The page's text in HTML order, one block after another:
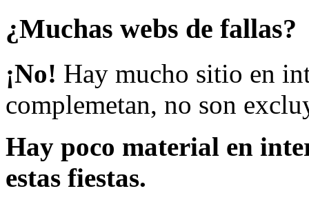
¿Muchas webs de fallas?
¡No! Hay mucho sitio en
complemetan, no son
Hay poco material en
estas fiestas.